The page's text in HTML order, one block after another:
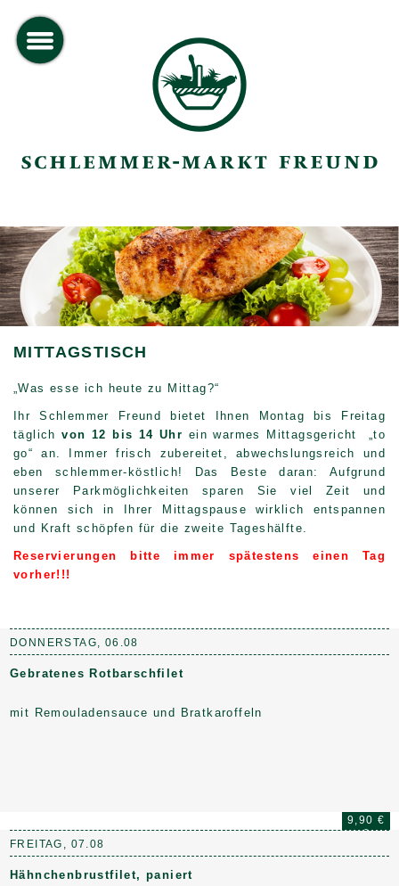
MITTAGSTISCH
„Was esse ich heute zu Mittag?“
Ihr Schlemmer Freund bietet Ihnen Montag bis Freitag
täglichvon 12 bis 14 Uhr ein warmes Mittagsgericht „to
go“ an. Immer frisch zubereitet, abwechslungsreich und
eben schlemmer-köstlich! Das Beste daran: Aufgrund
unserer Parkmöglichkeiten sparen Sie viel Zeit und
können sich in Ihrer Mittagspause wirklich entspannen
und Kraft schöpfen für die zweite Tageshälfte.
Reservierungen bitte immer spätestens einen Tag
vorher!!!
DONNERSTAG, 06.08
Gebratenes Rotbarschfilet
mit Remouladensauce und Bratkaroffeln
9,90 €
FREITAG, 07.08
Hähnchenbrustfilet, paniert